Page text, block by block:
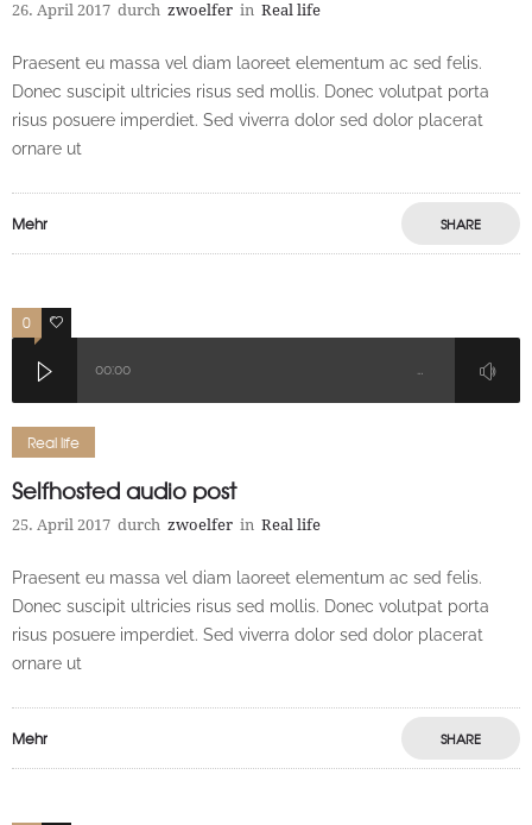
26. April 2017 durch zwoelfer in Real life
Praesent eu massa vel diam laoreet elementum ac sed felis.
Donec suscipit ultricies risus sed mollis. Donec volutpat porta
risus posuere imperdiet. Sed viverra dolor sed dolor placerat
ornare ut
Mehr SHARE
00:00 …
0 1
Real life
Selfhosted audio post
25. April 2017 durch zwoelfer in Real life
Praesent eu massa vel diam laoreet elementum ac sed felis.
Donec suscipit ultricies risus sed mollis. Donec volutpat porta
risus posuere imperdiet. Sed viverra dolor sed dolor placerat
ornare ut
Mehr SHARE